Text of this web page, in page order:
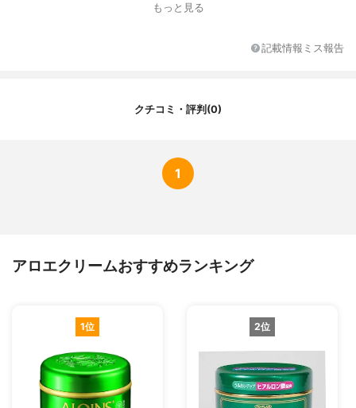
チレンセチルエーテル、セレシン、アロエ
ム、モノステアリン酸ソルビタン、ステア
リン酸、ステアリン酸アミド、メチルポリ
ウリルエーテル、パラオキシ安息香酸メチ
ル、パラオキシ安息香酸プロピル、黄色4
もっと見る
記載情報ミス報告
クチコミ・評判(0)
1
アロエクリームおすすめランキング
1位 2位